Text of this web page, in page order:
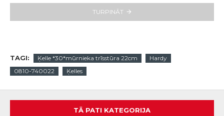
TURPINĀT
TAGI: Ķelle *30*mūrnieka trīsstūra 22cm
Hardy
0810-740022
Ķelles
TĀ PATI KATEGORIJA